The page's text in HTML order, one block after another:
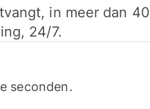
in meer dan 40
24/7.
seconden.